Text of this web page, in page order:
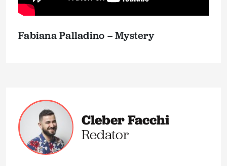
Fabiana Palladino – Mystery
Cleber Facchi
Redator